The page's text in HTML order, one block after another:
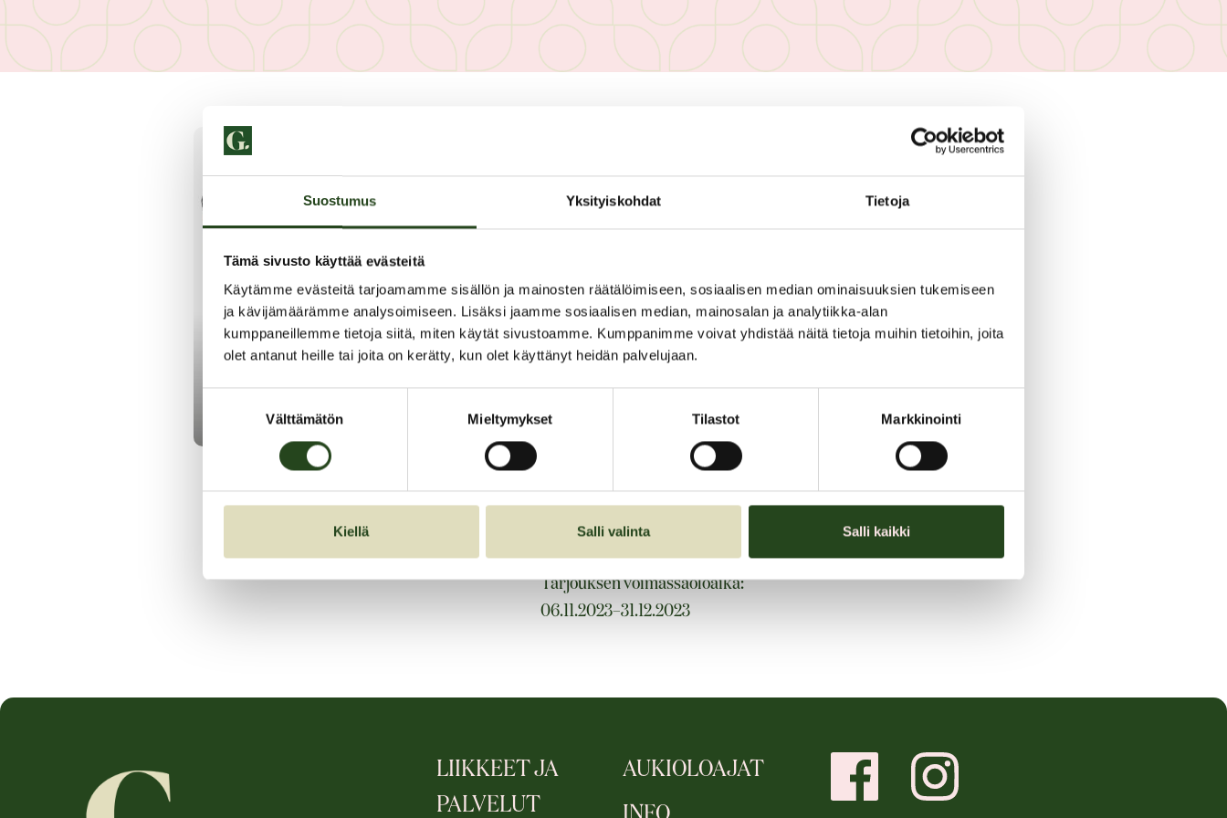
Suostumus Yksityiskohdat Tietoja
Tämä sivusto käyttää evästeitä
Käytämme evästeitä tarjoamamme sisällön ja mainosten räätälöimiseen, sosiaalisen median ominaisuuksien tukemiseen
ja kävijämäärämme analysoimiseen. Lisäksi jaamme sosiaalisen median, mainosalan ja analytiikka-alan
kumppaneillemme tietoja siitä, miten käytät sivustoamme. Kumppanimme voivat yhdistää näitä tietoja muihin tietoihin, joita
olet antanut heille tai joita on kerätty, kun olet käyttänyt heidän palvelujaan.
Välttämätön Mieltymykset Tilastot Markkinointi
Kiellä Salli valinta Salli kaikki
PAHOITTELUT, TARJOUS EI OLE ENÄÄ VOIMASSA
Tervetuloa
kehonkoostumusmittaukseen!
In-Body mittaus 25€
Tarjouksen voimassaoloaika:
06.11.2023–31.12.2023
LIIKKEET JA
PALVELUT
AUKIOLOAJAT